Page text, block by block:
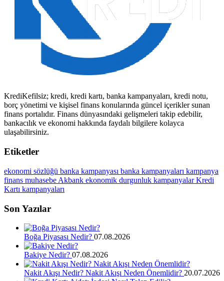
KrediKefilsiz; kredi, kredi kartı, banka kampanyaları, kredi notu,
borç yönetimi ve kişisel finans konularında güncel içerikler sunan
finans portalıdır. Finans dünyasındaki gelişmeleri takip edebilir,
bankacılık ve ekonomi hakkında faydalı bilgilere kolayca
ulaşabilirsiniz.
Etiketler
ekonomi sözlüğü banka kampanyası banka kampanyaları kampanya
finans muhasebe Akbank ekonomik durgunluk kampanyalarKredi
Kartı kampanyaları
Son Yazılar
Boğa Piyasası Nedir? 07.08.2026
Bakiye Nedir? 07.08.2026
Nakit Akışı Nedir? Nakit Akışı Neden Önemlidir? 20.07.2026